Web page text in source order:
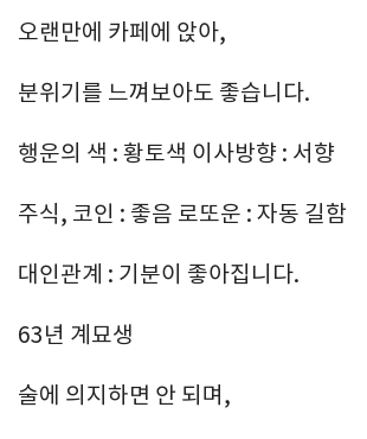
오랜만에 카페에 앉아,
분위기를 느껴보아도 좋습니다.
행운의 색 : 황토색 이사방향 : 서향
주식, 코인 : 좋음 로또운 : 자동 길함
대인관계 : 기분이 좋아집니다.
63년 계묘생
술에 의지하면 안 되며,